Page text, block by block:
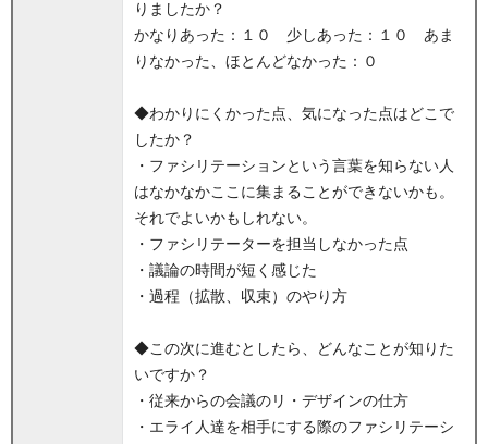
りましたか？
かなりあった：１０ 少しあった：１０ あま
りなかった、ほとんどなかった：０
◆わかりにくかった点、気になった点はどこで
したか？
・ファシリテーションという言葉を知らない人
はなかなかここに集まることができないかも。
それでよいかもしれない。
・ファシリテーターを担当しなかった点
・議論の時間が短く感じた
・過程（拡散、収束）のやり方
◆この次に進むとしたら、どんなことが知りた
いですか？
・従来からの会議のリ・デザインの仕方
・エライ人達を相手にする際のファシリテーシ